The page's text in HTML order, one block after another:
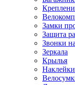
Замки
Защита
Звонки
Зеркала
Крылья